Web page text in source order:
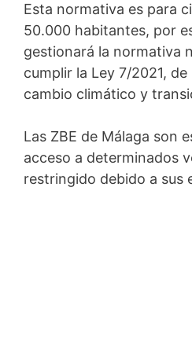
Esta normativa es para
50.000 habitantes, por
gestionará la normativa
cumplir la Ley 7/2021,
cambio climático y
Las ZBE de Málaga son
acceso a determinados
restringido debido a sus